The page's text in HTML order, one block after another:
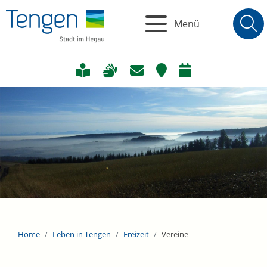
Menü
Home Leben in Tengen Freizeit Vereine